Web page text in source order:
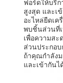
ฟอร์ดให้บริ
สูงสุด และเ
อะไหล่ยืดเ
พบชิ้นส่วนที่
เพื่อความส
ส่วนประกอ
ถ้าคุณกําลัง
และเข้ากัน